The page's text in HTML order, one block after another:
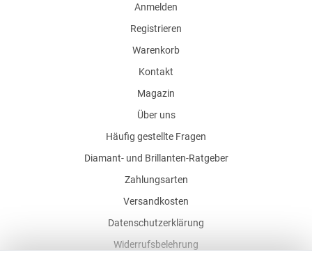
Anmelden
Registrieren
Warenkorb
Kontakt
Magazin
Über uns
Häufig gestellte Fragen
Diamant- und Brillanten-Ratgeber
Zahlungsarten
Versandkosten
Datenschutzerklärung
Widerrufsbelehrung